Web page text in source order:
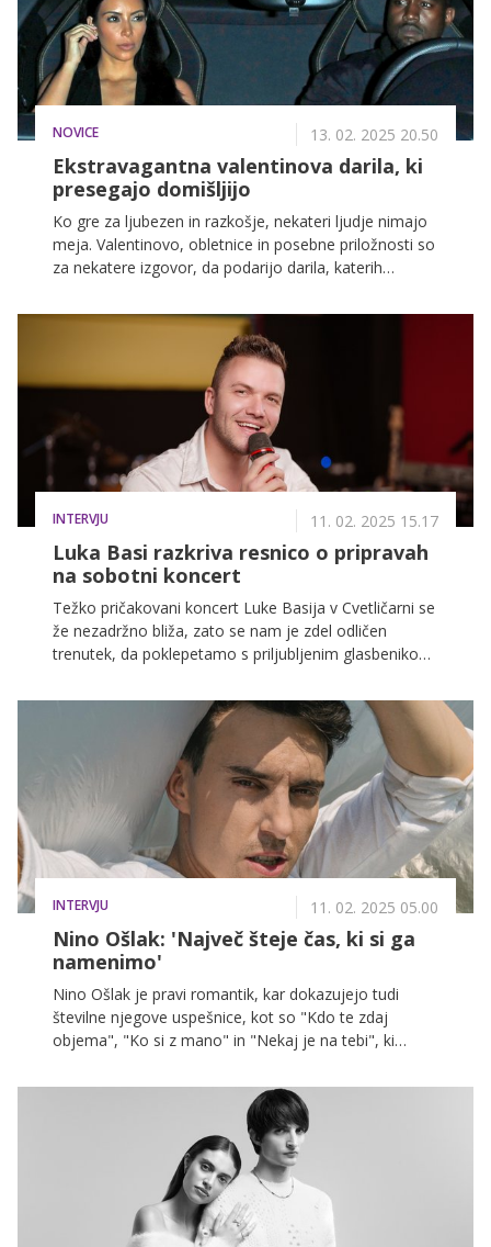
NOVICE 13. 02. 2025 20.50
Ekstravagantna valentinova darila, ki
presegajo domišljijo
Ko gre za ljubezen in razkošje, nekateri ljudje nimajo
meja. Valentinovo, obletnice in posebne priložnosti so
za nekatere izgovor, da podarijo darila, katerih
Oglejmo si nekaj najbolj absurdno dragih daril.
INTERVJU 11. 02. 2025 15.17
Luka Basi razkriva resnico o pripravah
na sobotni koncert
Težko pričakovani koncert Luke Basija v Cvetličarni se
že nezadržno bliža, zato se nam je zdel odličen
trenutek, da poklepetamo s priljubljenim glasbenikom,
jeziku. Govorimo seveda o pesmi Skrito v raju, ki je
bila ustvarjena za istoimensko serijo, katere 2. sezona
prihaja na naše ekrane že v ponedeljek, 17. februarja
2025!
INTERVJU 11. 02. 2025 05.00
Nino Ošlak: 'Največ šteje čas, ki si ga
namenimo'
Nino Ošlak je pravi romantik, kar dokazujejo tudi
številne njegove uspešnice, kot so "Kdo te zdaj
objema", "Ko si z mano" in "Nekaj je na tebi", ki
klepetali o ljubezni in valentinovem, ki se že
nezadržno bliža. Preverite, kaj nam je zaupal!